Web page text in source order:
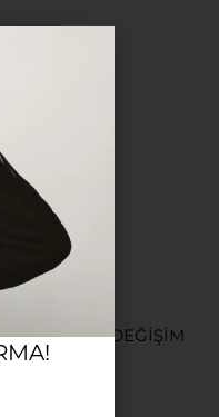
İADE VE DEĞIŞIM